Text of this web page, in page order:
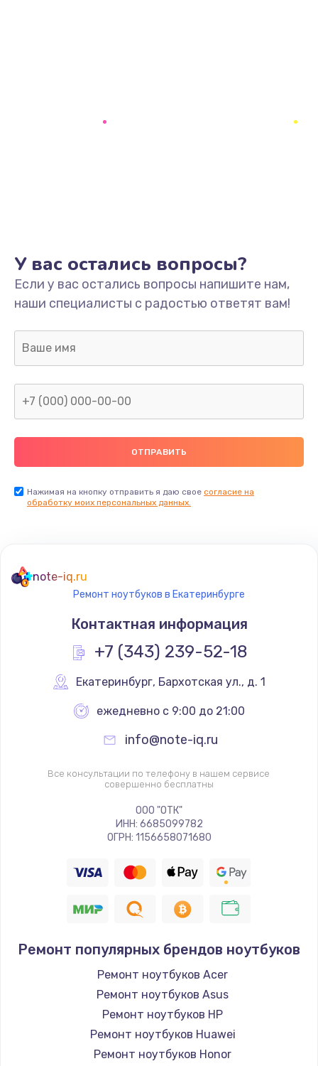
У вас остались вопросы?
Если у вас остались вопросы напишите нам,
наши специалисты с радостью ответят вам!
Нажимая на кнопку отправить я даю свое согласие на
обработку моих персональных данных.
note-iq.ru
Ремонт ноутбуков в Екатеринбурге
Контактная информация
+7 (343) 239-52-18
Екатеринбург, Бархотская ул., д. 1
ежедневно с 9:00 до 21:00
info@note-iq.ru
Все консультации по телефону в нашем сервисе
совершенно бесплатны
ООО "ОТК"
ИНН: 6685099782
ОГРН: 1156658071680
Ремонт популярных брендов ноутбуков
Ремонт ноутбуков Acer
Ремонт ноутбуков Asus
Ремонт ноутбуков HP
Ремонт ноутбуков Huawei
Ремонт ноутбуков Honor